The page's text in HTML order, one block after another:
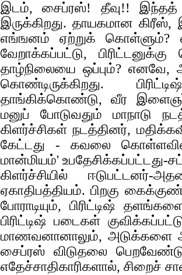
இடம், சைப்ரஸ்! தீவு!! இந்தத்
இருக்கிறது. தாயகமான கிரீஸ்,
எங்ஙனம் ஏற்றுக் கொள்ளும்?
வேறாக்கப்பட்டு,
தாழ்நிலையை ஒப்பும்? எனவே,
கொண்டிருக்கிறது.
தாங்கிக்கொண்டு, வீர
மனுப் போடுவதும் மாநாடு
கிளர்ச்சிகள் நடத்தினர்,
கேட்டது - கவலை
மான்மியம்'
கிளர்ச்சியில் ஈடுபட்டனர்-
ஏகாதிபத்தியம். பிறகு
போராடியும், பிரிட்டிஷ்
பிரிட்டிஷ் படைகள்
மாணவனானாலும், அடுக்களை
சைப்ரஸ் விடுதலை
எதேச்சாதிகாரிகளால், சிறைச்